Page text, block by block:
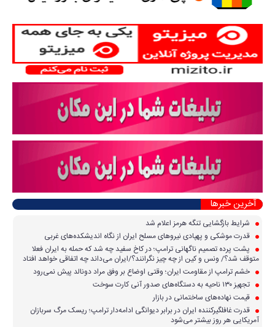
آخرین خبرها
شرایط بازگشایی تنگه هرمز اعلام شد
قدرت موشکی و پهپادی نیرو‌های مسلح ایران از نگاه اندیشکده‌های غربی
پشت پرده تصمیم ناگهانی ترامپ؛ در کاخ سفید چه شد که حمله به ایران فعلا
متوقف شد؟/ ونس و کین از چه چیز نگرانند؟/ایران می‌داند چه اتفاقی خواهد افتاد
خشم ترامپ از مقاومت ایران؛ وقتی اوضاع بر وفق مراد دونالد پیش نمی‌رود
تجهیز ۱۳۰ ناحیه به دستگاه‌های صدور آنی کارت سوخت
قیمت نهاده‌های ساختمانی در بازار
قدرت غافلگیرکننده ایران در برابر دیوانگی ادامه‌دار ترامپ؛ ریسک مرگ سربازان
آمریکایی هر روز بیشتر می‌شود